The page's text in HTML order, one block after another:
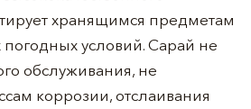
хранящимся предметам
условий. Сарай не
обслуживания, не
коррозии, отслаивания